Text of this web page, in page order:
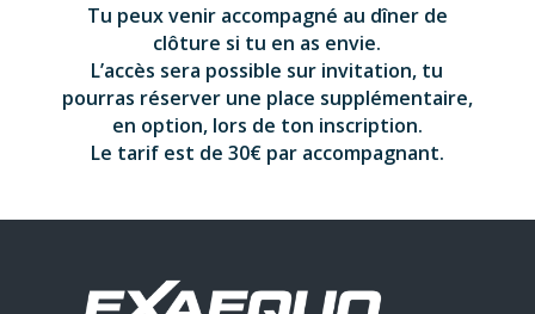
Tu peux venir accompagné au dîner de
clôture si tu en as envie.
L’accès sera possible sur invitation, tu
pourras réserver une place supplémentaire,
en option, lors de ton inscription.
Le tarif est de 30€ par accompagnant.